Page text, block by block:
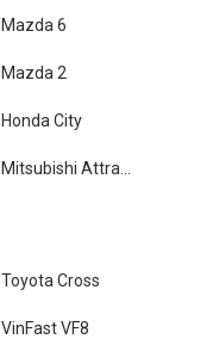
Mazda 6
Mazda 2
Honda City
Toyota Cross
VinFast VF8